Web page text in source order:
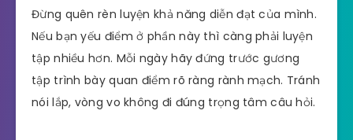
Đừng quên rèn luyện khả năng diễn đạt của mình.
Nếu bạn yếu điểm ở phần này thì càng phải luyện
tập nhiều hơn. Mỗi ngày hãy đứng trước gương
tập trình bày quan điểm rõ ràng rành mạch. Tránh
nói lắp, vòng vo không đi đúng trọng tâm câu hỏi.